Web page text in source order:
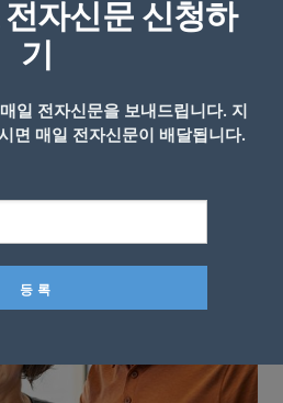
전자신문 신청하
기
일 전자신문을 보내드립니다. 지
면 매일 전자신문이 배달됩니다.